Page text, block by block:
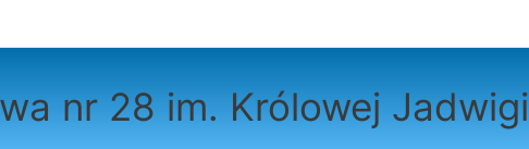
nr 28 im. Królowej Jadwigi